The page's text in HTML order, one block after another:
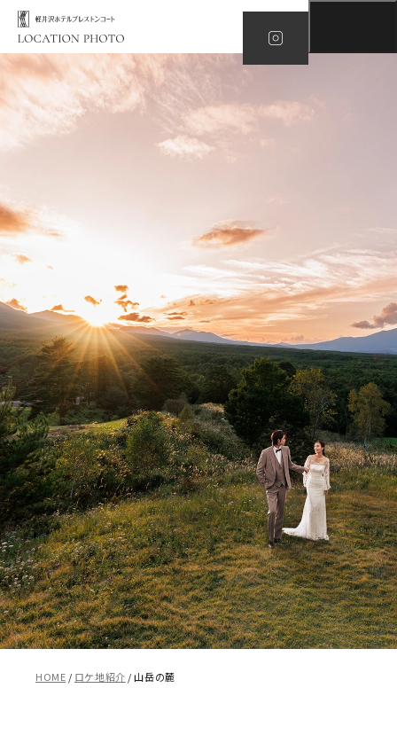
HOME ロケ地紹介 山岳の麓